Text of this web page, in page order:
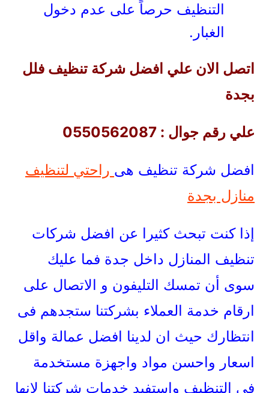
التنظيف حرصاً على عدم دخول
الغبار.
اتصل الان علي افضل شركة تنظيف فلل
بجدة
علي رقم جوال : 0550562087
افضل شركة تنظيف هى راحتي لتنظيف
منازل بجدة
إذا كنت تبحث كثيرا عن افضل شركات
تنظيف المنازل داخل جدة فما عليك
سوى أن تمسك التليفون و الاتصال على
ارقام خدمة العملاء بشركتنا ستجدهم فى
انتظارك حيث ان لدينا افضل عمالة واقل
اسعار واحسن مواد واجهزة مستخدمة
فى التنظيف واستفيد خدمات شركتنا لانها